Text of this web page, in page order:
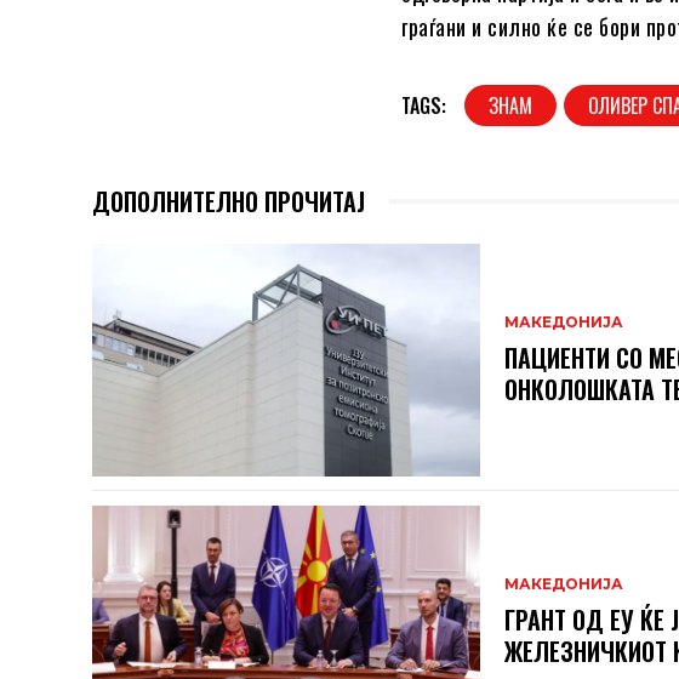
граѓани и силно ќе се бори
TAGS: ЗНАМ ОЛИВЕР
ДОПОЛНИТЕЛНО ПРОЧИТАЈ
МАКЕДОНИЈА
ПАЦИЕНТИ СО
ОНКОЛОШКАТА
МАКЕДОНИЈА
ГРАНТ ОД ЕУ ЌЕ
ЖЕЛЕЗНИЧКИОТ